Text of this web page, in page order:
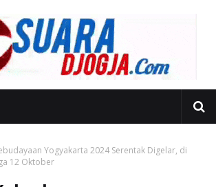
Yogyakarta 2024 Serentak Digelar, di
12 Oktober